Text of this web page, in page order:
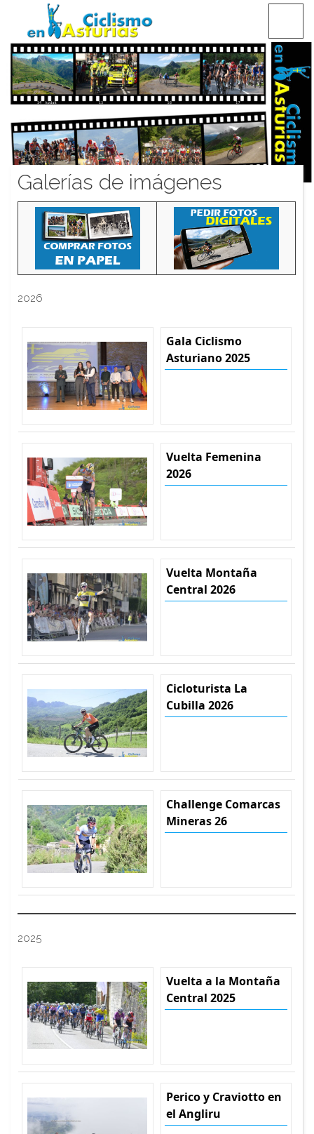
CICLISMO EN ASTURIAS
Galerías de imágenes
2026
Gala Ciclismo
Asturiano 2025
Vuelta Femenina
2026
Vuelta Montaña
Central 2026
Cicloturista La
Cubilla 2026
Challenge Comarcas
Mineras 26
2025
Vuelta a la Montaña
Central 2025
Perico y Craviotto en
el Angliru